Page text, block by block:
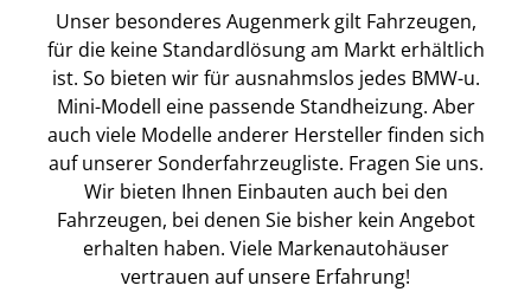
Unser besonderes Augenmerk gilt Fahrzeugen,
für die keine Standardlösung am Markt erhältlich
ist. So bieten wir für ausnahmslos jedes BMW-u.
Mini-Modell eine passende Standheizung. Aber
auch viele Modelle anderer Hersteller finden sich
auf unserer Sonderfahrzeugliste. Fragen Sie uns.
Wir bieten Ihnen Einbauten auch bei den
Fahrzeugen, bei denen Sie bisher kein Angebot
erhalten haben. Viele Markenautohäuser
vertrauen auf unsere Erfahrung!